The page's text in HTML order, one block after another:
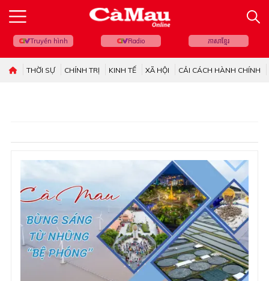
Truyền hình Radio ភាសាខ្មែរ
THỜI SỰ CHÍNH TRỊ KINH TẾ XÃ HỘI CẢI CÁCH HÀNH CHÍNH